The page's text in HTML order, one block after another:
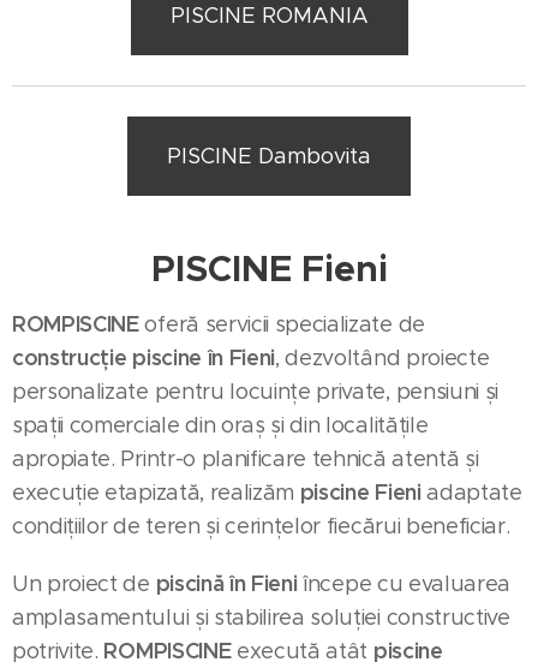
PISCINE ROMANIA
PISCINE Dambovita
PISCINE Fieni
ROMPISCINEoferă servicii specializate de
construcție piscine în Fieni, dezvoltând proiecte
personalizate pentru locuințe private, pensiuni și
spații comerciale din oraș și din localitățile
apropiate. Printr-o planificare tehnică atentă și
execuție etapizată, realizăm piscine Fieniadaptate
condițiilor de teren și cerințelor fiecărui beneficiar.
Un proiect de piscină în Fieniîncepe cu evaluarea
amplasamentului și stabilirea soluției constructive
potrivite. ROMPISCINEexecută atât piscine